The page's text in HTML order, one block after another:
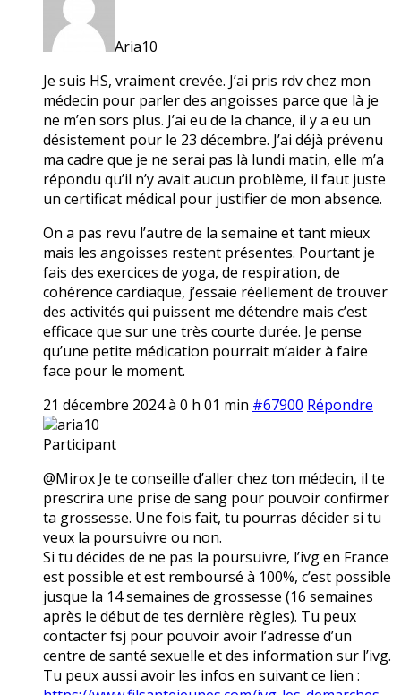
Aria10
Je suis HS, vraiment crevée. J’ai pris rdv chez mon
médecin pour parler des angoisses parce que là je
ne m’en sors plus. J’ai eu de la chance, il y a eu un
désistement pour le 23 décembre. J’ai déjà prévenu
ma cadre que je ne serai pas là lundi matin, elle m’a
répondu qu’il n’y avait aucun problème, il faut juste
un certificat médical pour justifier de mon absence.
On a pas revu l’autre de la semaine et tant mieux
mais les angoisses restent présentes. Pourtant je
fais des exercices de yoga, de respiration, de
cohérence cardiaque, j’essaie réellement de trouver
des activités qui puissent me détendre mais c’est
efficace que sur une très courte durée. Je pense
qu’une petite médication pourrait m’aider à faire
face pour le moment.
21 décembre 2024 à 0 h 01 min #67900 Répondre
aria10
Participant
@Mirox Je te conseille d’aller chez ton médecin, il te
prescrira une prise de sang pour pouvoir confirmer
ta grossesse. Une fois fait, tu pourras décider si tu
veux la poursuivre ou non.
Si tu décides de ne pas la poursuivre, l’ivg en France
est possible et est remboursé à 100%, c’est possible
jusque la 14 semaines de grossesse (16 semaines
après le début de tes dernière règles). Tu peux
contacter fsj pour pouvoir avoir l’adresse d’un
centre de santé sexuelle et des information sur l’ivg.
Tu peux aussi avoir les infos en suivant ce lien :